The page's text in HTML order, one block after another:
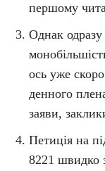
першому
Однак одразу
ось уже
денного
заяви,
Петиція на
8221 швидко